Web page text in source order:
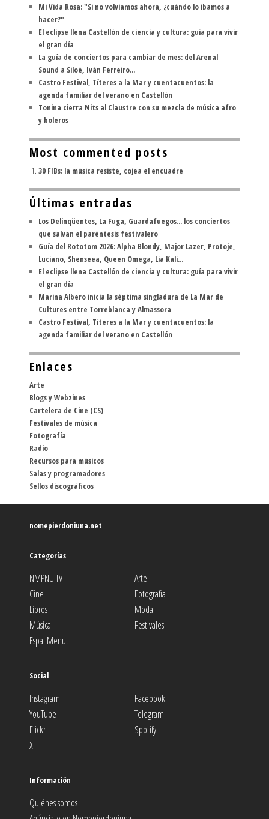
Mi Vida Rosa: "Si no volvíamos ahora, ¿cuándo lo íbamos a
hacer?"
El eclipse llena Castellón de ciencia y cultura: guía para vivir
el gran día
La guía de conciertos para cambiar de mes: del Arenal
Sound a Siloé, Iván Ferreiro...
Castro Festival, Títeres a la Mar y cuentacuentos: la
agenda familiar del verano en Castellón
Tonina cierra Nits al Claustre con su mezcla de música afro
y boleros
Most commented posts
30 FIBs: la música resiste, cojea el encuadre
Últimas entradas
Los Delinqüentes, La Fuga, Guardafuegos... los conciertos
que salvan el paréntesis festivalero
Guía del Rototom 2026: Alpha Blondy, Major Lazer, Protoje,
Luciano, Shenseea, Queen Omega, Lia Kali...
El eclipse llena Castellón de ciencia y cultura: guía para vivir
el gran día
Marina Albero inicia la séptima singladura de La Mar de
Cultures entre Torreblanca y Almassora
Castro Festival, Títeres a la Mar y cuentacuentos: la
agenda familiar del verano en Castellón
Enlaces
Arte
Blogs y Webzines
Cartelera de Cine (CS)
Festivales de música
Fotografía
Radio
Recursos para músicos
Salas y programadores
Sellos discográficos
nomepierdoniuna.net
Categorías
NMPNU TV
Arte
Cine
Fotografía
Libros
Moda
Música
Festivales
Espai Menut
Social
Instagram
Facebook
YouTube
Telegram
Flickr
Spotify
X
Información
Quiénes somos